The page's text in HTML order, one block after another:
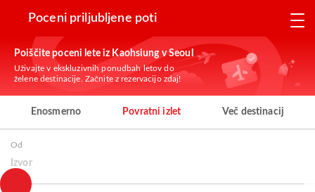
Poceni priljubljene poti
Poiščite poceni lete iz Kaohsiung v Seoul
Uživajte v ekskluzivnih ponudbah letov do
želene destinacije. Začnite z rezervacijo zdaj!
Enosmerno Povratni izlet Več destinacij
Od
Izvor